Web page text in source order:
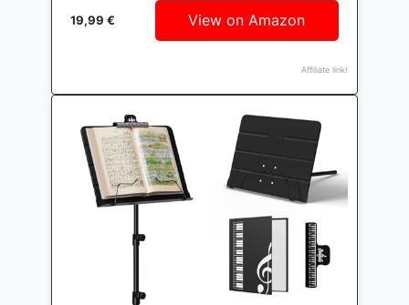
19,99 € View on Amazon
Affiliate link!